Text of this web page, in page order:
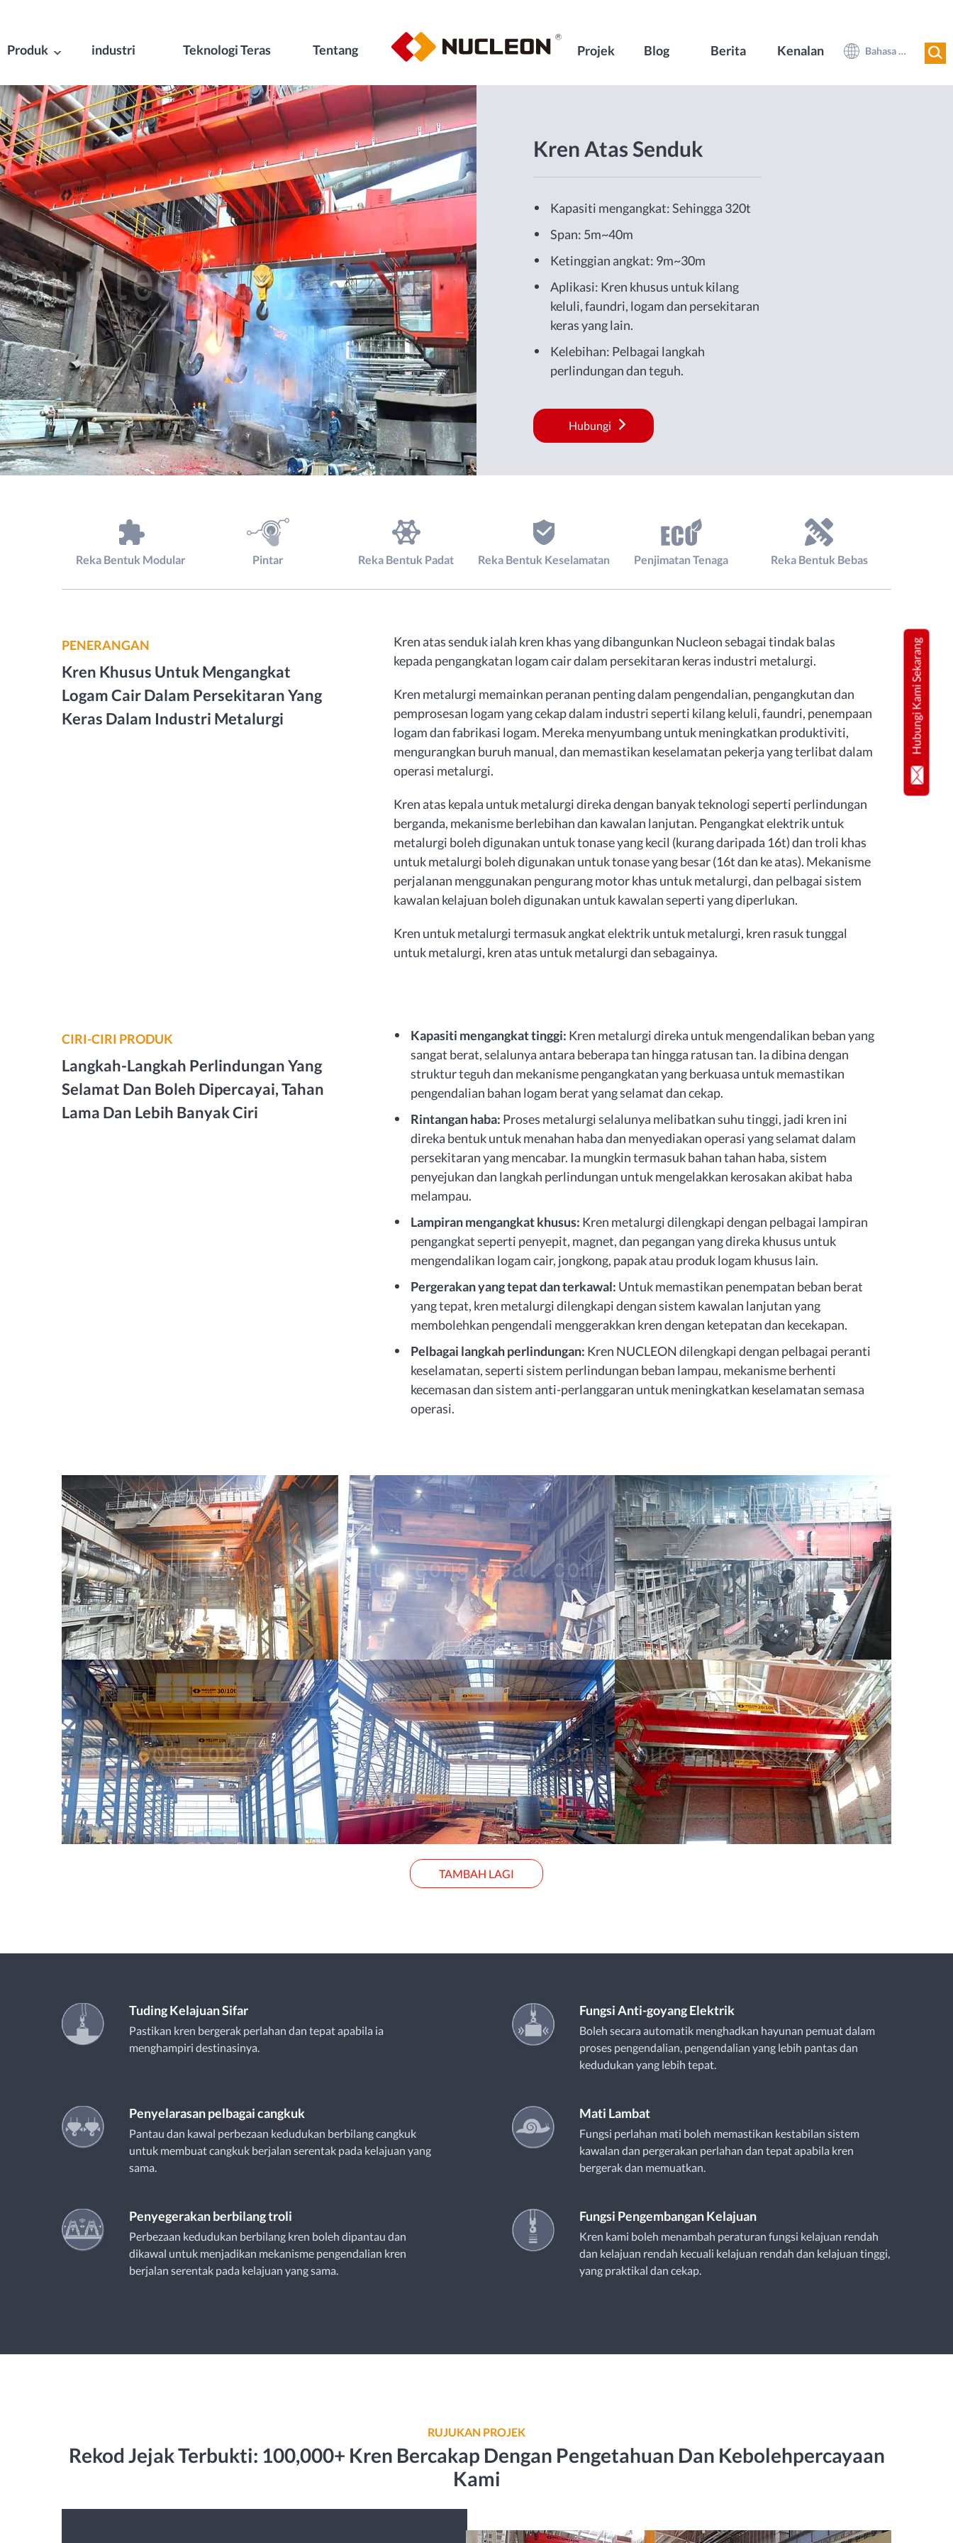
Produk industri Teknologi Teras Tentang Projek Blog Berita Kenalan Bahasa Melayu
Kren Atas Senduk
Kapasiti mengangkat: Sehingga 320t
Span: 5m~40m
Ketinggian angkat: 9m~30m
Aplikasi: Kren khusus untuk kilang
keluli, faundri, logam dan persekitaran
keras yang lain.
Kelebihan: Pelbagai langkah
perlindungan dan teguh.
Hubungi
Reka Bentuk Modular Pintar Reka Bentuk Padat Reka Bentuk Keselamatan Penjimatan Tenaga Reka Bentuk Bebas
PENERANGAN
Kren Khusus Untuk Mengangkat
Logam Cair Dalam Persekitaran Yang
Keras Dalam Industri Metalurgi
Kren atas senduk ialah kren khas yang dibangunkan Nucleon sebagai tindak balas
kepada pengangkatan logam cair dalam persekitaran keras industri metalurgi.
Kren metalurgi memainkan peranan penting dalam pengendalian, pengangkutan dan
pemprosesan logam yang cekap dalam industri seperti kilang keluli, faundri, penempaan
logam dan fabrikasi logam. Mereka menyumbang untuk meningkatkan produktiviti,
mengurangkan buruh manual, dan memastikan keselamatan pekerja yang terlibat dalam
operasi metalurgi.
Kren atas kepala untuk metalurgi direka dengan banyak teknologi seperti perlindungan
berganda, mekanisme berlebihan dan kawalan lanjutan. Pengangkat elektrik untuk
metalurgi boleh digunakan untuk tonase yang kecil (kurang daripada 16t) dan troli khas
untuk metalurgi boleh digunakan untuk tonase yang besar (16t dan ke atas). Mekanisme
perjalanan menggunakan pengurang motor khas untuk metalurgi, dan pelbagai sistem
kawalan kelajuan boleh digunakan untuk kawalan seperti yang diperlukan.
Kren untuk metalurgi termasuk angkat elektrik untuk metalurgi, kren rasuk tunggal
untuk metalurgi, kren atas untuk metalurgi dan sebagainya.
CIRI-CIRI PRODUK
Langkah-Langkah Perlindungan Yang
Selamat Dan Boleh Dipercayai, Tahan
Lama Dan Lebih Banyak Ciri
Kapasiti mengangkat tinggi: Kren metalurgi direka untuk mengendalikan beban yang
sangat berat, selalunya antara beberapa tan hingga ratusan tan. Ia dibina dengan
struktur teguh dan mekanisme pengangkatan yang berkuasa untuk memastikan
pengendalian bahan logam berat yang selamat dan cekap.
Rintangan haba: Proses metalurgi selalunya melibatkan suhu tinggi, jadi kren ini
direka bentuk untuk menahan haba dan menyediakan operasi yang selamat dalam
persekitaran yang mencabar. Ia mungkin termasuk bahan tahan haba, sistem
penyejukan dan langkah perlindungan untuk mengelakkan kerosakan akibat haba
melampau.
Lampiran mengangkat khusus: Kren metalurgi dilengkapi dengan pelbagai lampiran
pengangkat seperti penyepit, magnet, dan pegangan yang direka khusus untuk
mengendalikan logam cair, jongkong, papak atau produk logam khusus lain.
Pergerakan yang tepat dan terkawal: Untuk memastikan penempatan beban berat
yang tepat, kren metalurgi dilengkapi dengan sistem kawalan lanjutan yang
membolehkan pengendali menggerakkan kren dengan ketepatan dan kecekapan.
Pelbagai langkah perlindungan: Kren NUCLEON dilengkapi dengan pelbagai peranti
keselamatan, seperti sistem perlindungan beban lampau, mekanisme berhenti
kecemasan dan sistem anti-perlanggaran untuk meningkatkan keselamatan semasa
operasi.
TAMBAH LAGI
Tuding Kelajuan Sifar
Pastikan kren bergerak perlahan dan tepat apabila ia
menghampiri destinasinya.
Fungsi Anti-goyang Elektrik
Boleh secara automatik menghadkan hayunan pemuat dalam
proses pengendalian, pengendalian yang lebih pantas dan
kedudukan yang lebih tepat.
Penyelarasan pelbagai cangkuk
Pantau dan kawal perbezaan kedudukan berbilang cangkuk
untuk membuat cangkuk berjalan serentak pada kelajuan yang
sama.
Mati Lambat
Fungsi perlahan mati boleh memastikan kestabilan sistem
kawalan dan pergerakan perlahan dan tepat apabila kren
bergerak dan memuatkan.
Penyegerakan berbilang troli
Perbezaan kedudukan berbilang kren boleh dipantau dan
dikawal untuk menjadikan mekanisme pengendalian kren
berjalan serentak pada kelajuan yang sama.
Fungsi Pengembangan Kelajuan
Kren kami boleh menambah peraturan fungsi kelajuan rendah
dan kelajuan rendah kecuali kelajuan rendah dan kelajuan tinggi,
yang praktikal dan cekap.
RUJUKAN PROJEK
Rekod Jejak Terbukti: 100,000+ Kren Bercakap Dengan Pengetahuan Dan Kebolehpercayaan
Kami
Hubungi Kami Sekarang